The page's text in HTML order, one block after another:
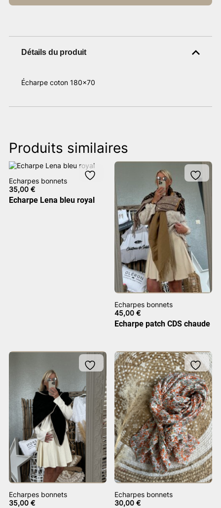
Détails du produit
Écharpe coton 180×70
Produits similaires
Echarpes bonnets
35,00 €
Echarpe Lena bleu royal
Echarpes bonnets
45,00€
Echarpe patch CDS chaude
Echarpes bonnets
35,00 €
Echarpes bonnets
30,00€